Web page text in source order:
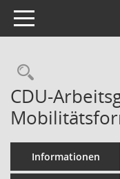
Toggle navigation
CDU-
Informationen